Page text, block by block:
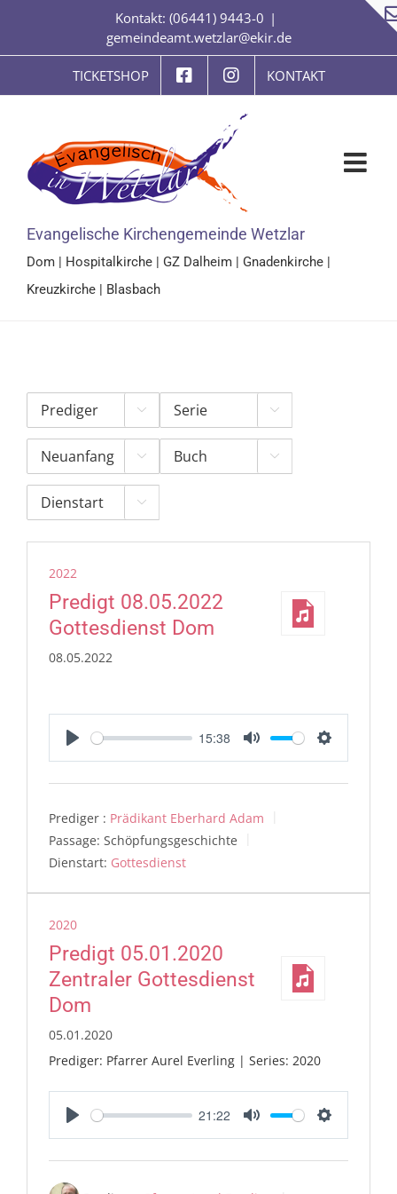
springen
Kontakt: (06441) 9443-0 |
gemeindeamt.wetzlar@ekir.de
TICKETSHOP KONTAKT
Evangelische Kirchengemeinde Wetzlar
Dom | Hospitalkirche | GZ Dalheim | Gnadenkirche |
Kreuzkirche | Blasbach
 
 

2022
Predigt 08.05.2022
Gottesdienst Dom
08.05.2022
Play
15:38
Mute Settings
Prediger : Prädikant Eberhard Adam
Passage: Schöpfungsgeschichte
Dienstart: Gottesdienst
2020
Predigt 05.01.2020
Zentraler Gottesdienst
Dom
05.01.2020
Prediger: Pfarrer Aurel Everling | Series: 2020
Play
21:22
Mute Settings